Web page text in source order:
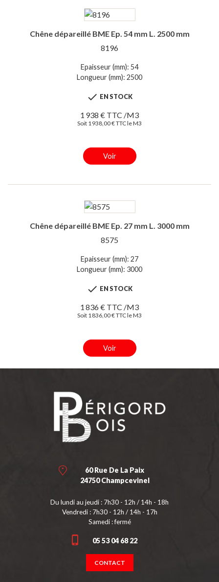
Chêne dépareillé BME Ep. 54 mm L. 2500 mm
8196
Epaisseur (mm): 54
Longueur (mm): 2500
 EN STOCK
1 938 € TTC /M3
Soit 1 938,00 € TTC le M3
Voir
Chêne dépareillé BME Ep. 27 mm L. 3000 mm
8575
Epaisseur (mm): 27
Longueur (mm): 3000
 EN STOCK
1 836 € TTC /M3
Soit 1 836,00 € TTC le M3
Voir
60 Rue De La Paix
24750 Champcevinel
Du lundi au jeudi : 7h30 - 12h / 14h - 18h
Vendredi : 7h30 - 12h / 14h - 17h
Samedi : fermé
05 53 04 68 22
CONTACT